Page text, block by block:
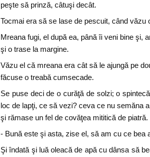
peşte să prinză, câtuşi decât.
Tocmai era să se lase de pescuit, când văzu
Mreana fugi, el după ea, până îi veni bine şi,
şi o trase la margine.
Văzu el că mreana era cât să le ajungă pe
făcuse o treabă cumsecade.
Se puse deci de o curăţă de solzi; o
loc de lapţi, ce să vezi? ceva ce nu semăna
şi rămase un fel de covăţea mititică de piatră.
- Bună este şi asta, zise el, să am cu ce bea
Şi îndată şi luă oleacă de apă cu dânsa să